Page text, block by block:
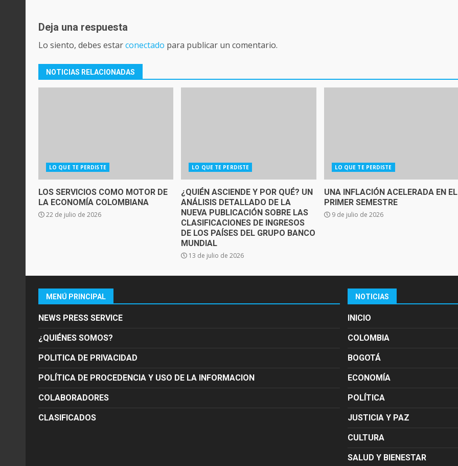
Deja una respuesta
Lo siento, debes estarconectado para publicar un comentario.
NOTICIAS RELACIONADAS
LO QUE TE PERDISTE
LOS SERVICIOS COMO MOTOR DE
LA ECONOMÍA COLOMBIANA
22 de julio de 2026
LO QUE TE PERDISTE
¿QUIÉN ASCIENDE Y POR QUÉ? UN
ANÁLISIS DETALLADO DE LA
NUEVA PUBLICACIÓN SOBRE LAS
CLASIFICACIONES DE INGRESOS
DE LOS PAÍSES DEL GRUPO BANCO
MUNDIAL
13 de julio de 2026
LO QUE TE PERDISTE
UNA INFLACIÓN ACELERADA EN EL
PRIMER SEMESTRE
9 de julio de 2026
MENÚ PRINCIPAL
NEWS PRESS SERVICE
¿QUIÉNES SOMOS?
POLITICA DE PRIVACIDAD
POLÍTICA DE PROCEDENCIA Y USO DE LA INFORMACION
COLABORADORES
CLASIFICADOS
NOTICIAS
INICIO
COLOMBIA
BOGOTÁ
ECONOMÍA
POLÍTICA
JUSTICIA Y PAZ
CULTURA
SALUD Y BIENESTAR